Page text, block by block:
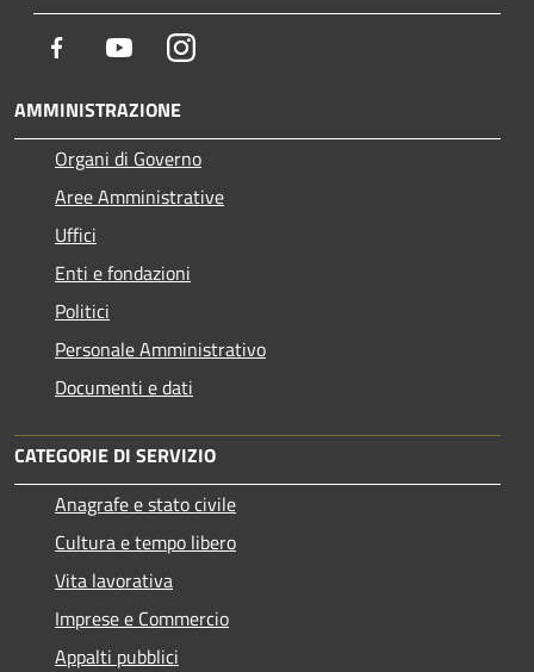
Facebook YoutubeInstagram
AMMINISTRAZIONE
Organi di Governo
Aree Amministrative
Uffici
Enti e fondazioni
Politici
Personale Amministrativo
Documenti e dati
CATEGORIE DI SERVIZIO
Anagrafe e stato civile
Cultura e tempo libero
Vita lavorativa
Imprese e Commercio
Appalti pubblici